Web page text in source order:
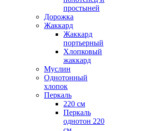
простыней
Дорожка
Жаккард
Жаккард
портьерный
Хлопковый
жаккард
Муслин
Однотонный
хлопок
Перкаль
220 см
Перкаль
однотон 220